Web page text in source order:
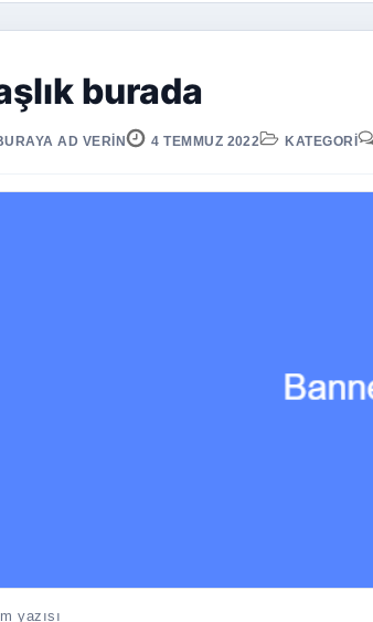
burada
AD VERIN 4 TEMMUZ 2022 KATEGORI
yazısı